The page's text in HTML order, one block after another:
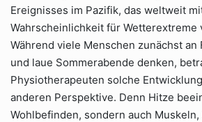
Ereignisses im Pazifik, das weltweit
Wahrscheinlichkeit für Wetterextreme
Während viele Menschen zunächst an
und laue Sommerabende denken,
Physiotherapeuten solche
anderen Perspektive. Denn Hitze
Wohlbefinden, sondern auch